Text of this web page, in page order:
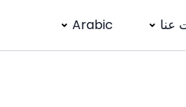
عنا Arabic